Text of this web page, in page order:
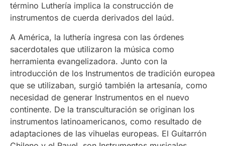
término Luthería implica la construcción de
instrumentos de cuerda derivados del laúd.
A América, la luthería ingresa con las órdenes
sacerdotales que utilizaron la música como
herramienta evangelizadora. Junto con la
introducción de los Instrumentos de tradición europea
que se utilizaban, surgió también la artesanía, como
necesidad de generar Instrumentos en el nuevo
continente. De la transculturación se originan los
instrumentos latinoamericanos, como resultado de
adaptaciones de las vihuelas europeas. El Guitarrón